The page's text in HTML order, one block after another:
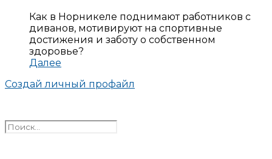
Как в Норникеле поднимают работников с
диванов, мотивируют на спортивные
достижения и заботу о собственном
здоровье?
Далее
Создай личный профайл